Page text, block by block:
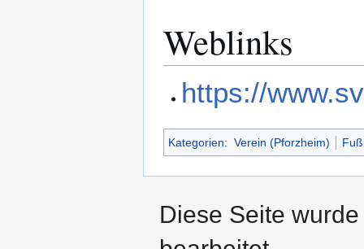
Weblinks
https://
Kategorien: Verein (Pforzheim)
Diese Seite